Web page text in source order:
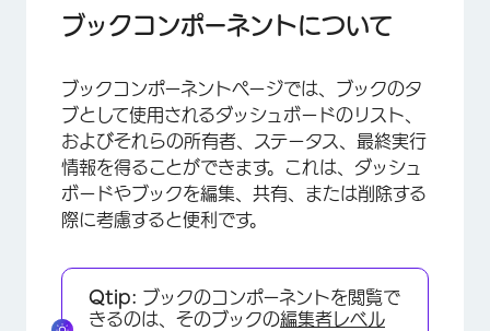
本の構成要素を見る
ブックコンポーネントのエクスポート
ブックコンポーネントについて
ブックコンポーネントページでは、ブックのタ
ブとして使用されるダッシュボードのリスト、
およびそれらの所有者、ステータス、最終実行
情報を得ることができます。これは、ダッシュ
ボードやブックを編集、共有、または削除する
際に考慮すると便利です。
Qtip: ブックのコンポーネントを閲覧で
きるのは、そのブックの編集者レベル